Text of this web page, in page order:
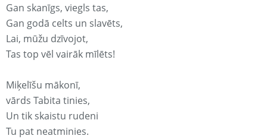
Gan skanīgs, viegls tas,
Gan godā celts un slavēts,
Lai, mūžu dzīvojot,
Tas top vēl vairāk mīlēts!
Miķelīšu mākonī,
vārds Tabita tinies,
Un tik skaistu rudeni
Tu pat neatminies.